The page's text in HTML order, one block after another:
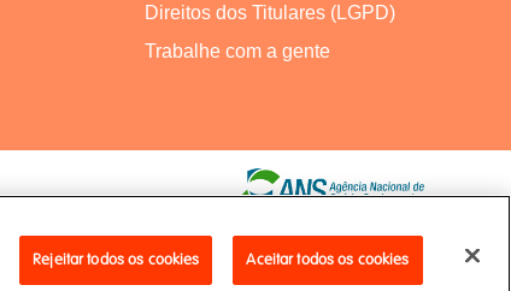
Direitos dos Titulares (LGPD)
Trabalhe com a gente
Copyright 2021 - ArcelorMittal
Rejeitar todos os cookies Aceitar todos os cookies